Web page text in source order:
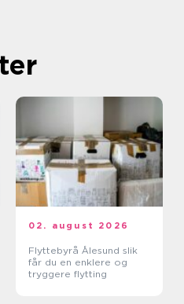
02. august 2026
Flyttebyrå Ålesund slik
får du en enklere og
tryggere flytting